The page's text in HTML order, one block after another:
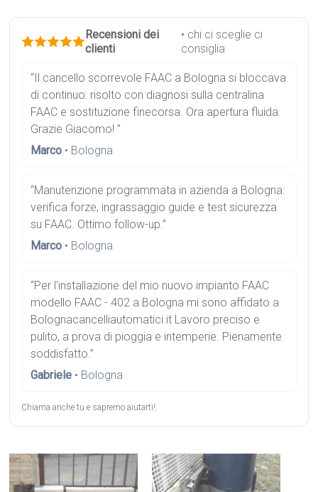
Recensioni dei
clienti
• chi ci sceglie ci
consiglia
“Il cancello scorrevole FAAC a Bologna si bloccava
di continuo: risolto con diagnosi sulla centralina
FAAC e sostituzione finecorsa. Ora apertura fluida.
Grazie Giacomo! ”
Marco • Bologna
“Manutenzione programmata in azienda a Bologna:
verifica forze, ingrassaggio guide e test sicurezza
su FAAC. Ottimo follow-up.”
Marco • Bologna
“Per l'installazione del mio nuovo impianto FAAC
modello FAAC - 402 a Bologna mi sono affidato a
Bolognacancelliautomatici.it Lavoro preciso e
pulito, a prova di pioggia e intemperie. Pienamente
soddisfatto.”
Gabriele • Bologna
Chiama anche tu e sapremo aiutarti!.